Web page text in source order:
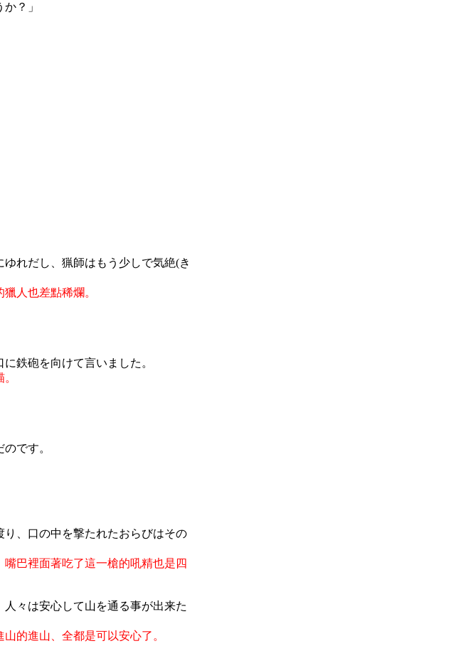
？」
れだし、猟師はもう少しで気絶(き
人也差點稀爛。
鉄砲を向けて言いました。
です。
、口の中を撃たれたおらびはその
巴裡面著吃了這一槍的吼精也是四
々は安心して山を通る事が出来た
的進山、全都是可以安心了。